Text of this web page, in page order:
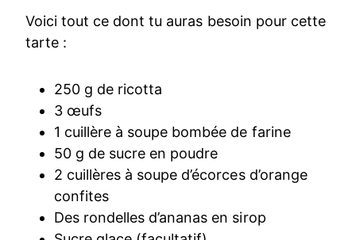
Voici tout ce dont tu auras besoin pour cette
tarte :
250 g de ricotta
3 œufs
1 cuillère à soupe bombée de farine
50 g de sucre en poudre
2 cuillères à soupe d’écorces d’orange
confites
Des rondelles d’ananas en sirop